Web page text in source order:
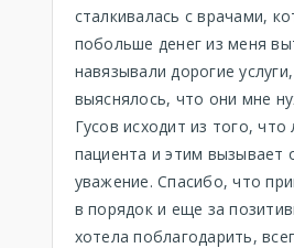
сталкивалась с врачами,
побольше денег из меня
навязывали дорогие
выяснялось, что они мне
Гусов исходит из того, что
пациента и этим вызывает
уважение. Спасибо, что
в порядок и еще за
хотела поблагодарить,